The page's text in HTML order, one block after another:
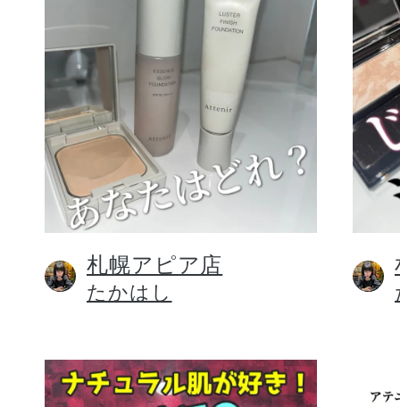
メイクアップ
健康食品／サプ
札幌アピア店
たかはし